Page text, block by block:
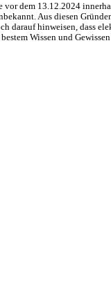
dem 13.12.2024
Aus diesen
hinweisen, dass
Wissen und